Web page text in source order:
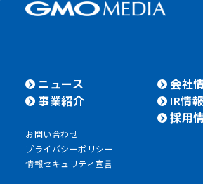
ニュース
事業紹介
会社
IR情報
採用
お問い合わせ
プライバシーポリシー
情報セキュリティ宣言